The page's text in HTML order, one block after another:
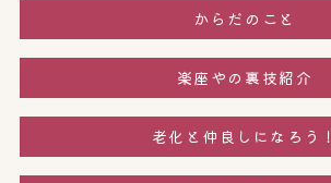
からだのこと
楽座やの裏技紹介
老化と仲良しになろう！